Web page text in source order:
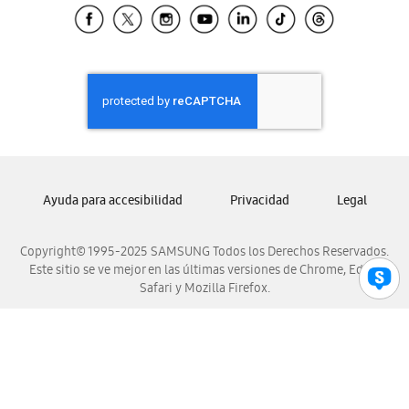
Samsung El Salvador
Samsung Honduras
Samsung Nicaragua
Samsung Panamá
Samsung Venezuela
Copyright© 1995-2025 SAMSUNG Todos los Derechos Reservados.
Este sitio se ve mejor en las últimas versiones de Chrome, Edge,
Safari y Mozilla Firefox.
Ayuda para accesibilidad Privacidad Legal